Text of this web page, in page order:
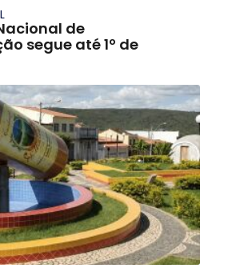
de
segue até 1º de